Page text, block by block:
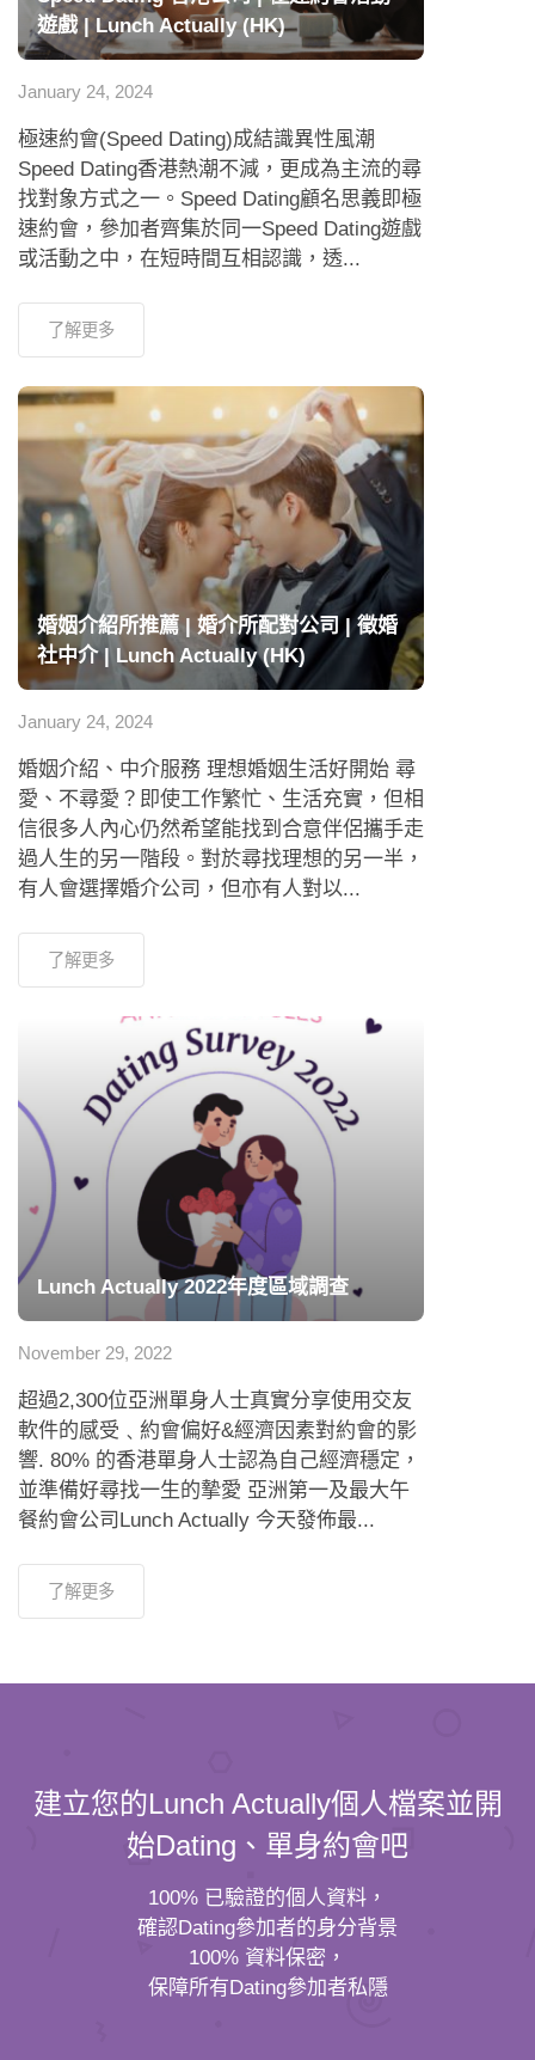
遊戲 | Lunch Actually (HK)
January 24, 2024
極速約會(Speed Dating)成結識異性風潮
Speed Dating香港熱潮不減，更成為主流的尋
找對象方式之一。Speed Dating顧名思義即極
速約會，參加者齊集於同一Speed Dating遊戲
或活動之中，在短時間互相認識，透...
了解更多
婚姻介紹所推薦 | 婚介所配對公司 | 徵婚
社中介 | Lunch Actually (HK)
January 24, 2024
婚姻介紹、中介服務 理想婚姻生活好開始 尋
愛、不尋愛？即使工作繁忙、生活充實，但相
信很多人內心仍然希望能找到合意伴侶攜手走
過人生的另一階段。對於尋找理想的另一半，
有人會選擇婚介公司，但亦有人對以...
了解更多
Lunch Actually 2022年度區域調查
November 29, 2022
超過2,300位亞洲單身人士真實分享使用交友
軟件的感受﹑約會偏好&經濟因素對約會的影
響. 80% 的香港單身人士認為自己經濟穩定，
並準備好尋找一生的摯愛 亞洲第一及最大午
餐約會公司Lunch Actually 今天發佈最...
了解更多
建立您的Lunch Actually個人檔案並開
始Dating、單身約會吧
100% 已驗證的個人資料，
確認Dating參加者的身分背景
100% 資料保密，
保障所有Dating參加者私隱